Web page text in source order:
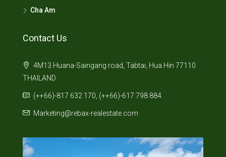
Cha Am
Contact Us
4M13 Huana-Saingang road, Tabtai, Hua Hin 77110
THAILAND
(++66)-817 632 170, (++66)-617 798 884
Marketing@rebax-realestate.com